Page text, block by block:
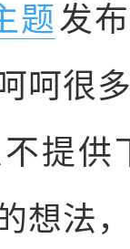
题发
呵很
提供
想法